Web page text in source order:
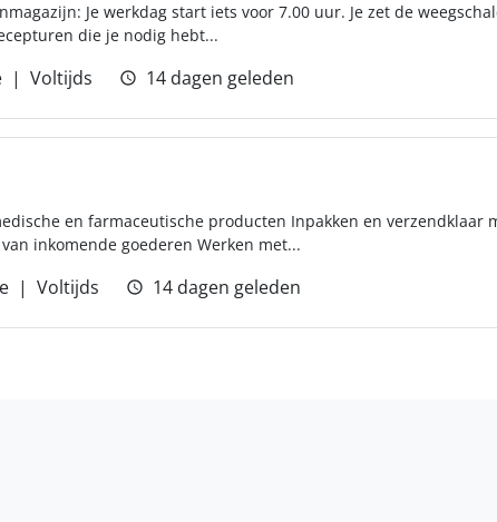
Je werkdag start iets voor 7.00 uur. Je zet de
die je nodig hebt...
Voltijds 14 dagen geleden
en farmaceutische producten Inpakken en verzendklaar
inkomende goederen Werken met...
Voltijds 14 dagen geleden